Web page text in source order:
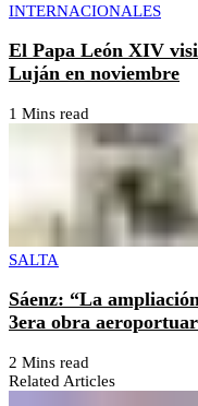
INTERNACIONALES
El Papa León XIV
Luján en noviembre
1 Mins read
SALTA
Sáenz: “La
3era obra
2 Mins read
Related Articles